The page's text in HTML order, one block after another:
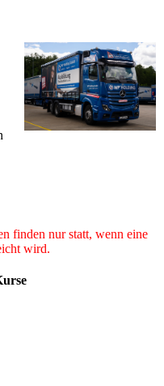
finden nur statt, wenn eine
wird.